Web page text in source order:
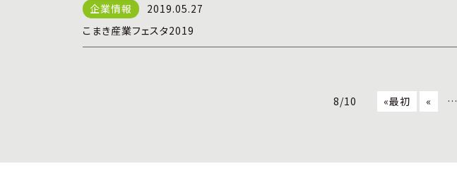
2019.05.27
こまき産業フェスタ2019
8/10 «最初 « …